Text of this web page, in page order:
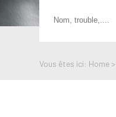
Vous êtes ici: Home >